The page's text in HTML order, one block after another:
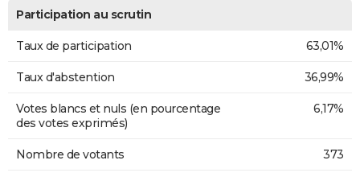
Participation au scrutin
Taux de participation 63,01%
Taux d'abstention 36,99%
Votes blancs et nuls (en pourcentage
des votes exprimés)
6,17%
Nombre de votants 373